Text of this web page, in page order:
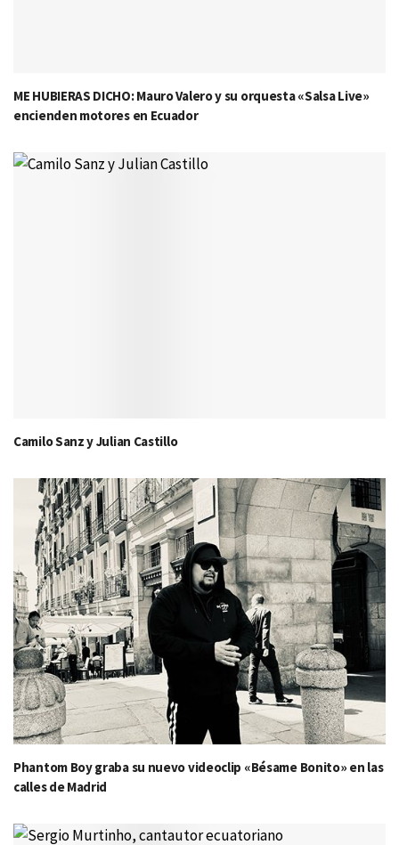
ME HUBIERAS DICHO: Mauro Valero y su orquesta «Salsa Live»
encienden motores en Ecuador
Camilo Sanz y Julian Castillo
Phantom Boy graba su nuevo videoclip «Bésame Bonito» en las
calles de Madrid